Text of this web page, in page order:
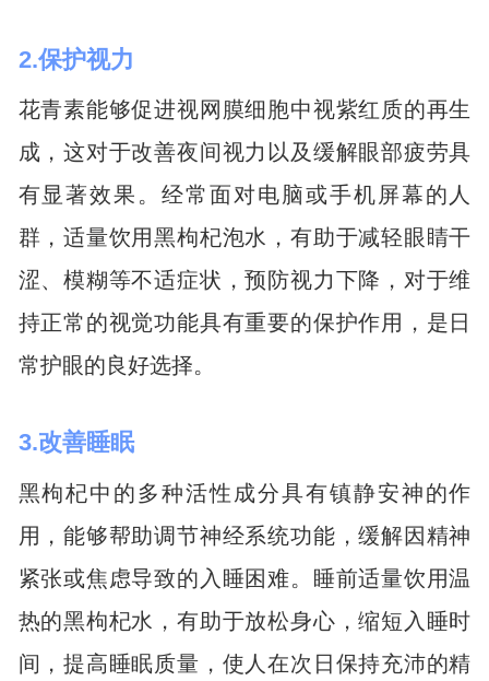
2.保护视力
花青素能够促进视网膜细胞中视紫红质的再生
成，这对于改善夜间视力以及缓解眼部疲劳具
有显著效果。经常面对电脑或手机屏幕的人
群，适量饮用黑枸杞泡水，有助于减轻眼睛干
涩、模糊等不适症状，预防视力下降，对于维
持正常的视觉功能具有重要的保护作用，是日
常护眼的良好选择。
3.改善睡眠
黑枸杞中的多种活性成分具有镇静安神的作
用，能够帮助调节神经系统功能，缓解因精神
紧张或焦虑导致的入睡困难。睡前适量饮用温
热的黑枸杞水，有助于放松身心，缩短入睡时
间，提高睡眠质量，使人在次日保持充沛的精